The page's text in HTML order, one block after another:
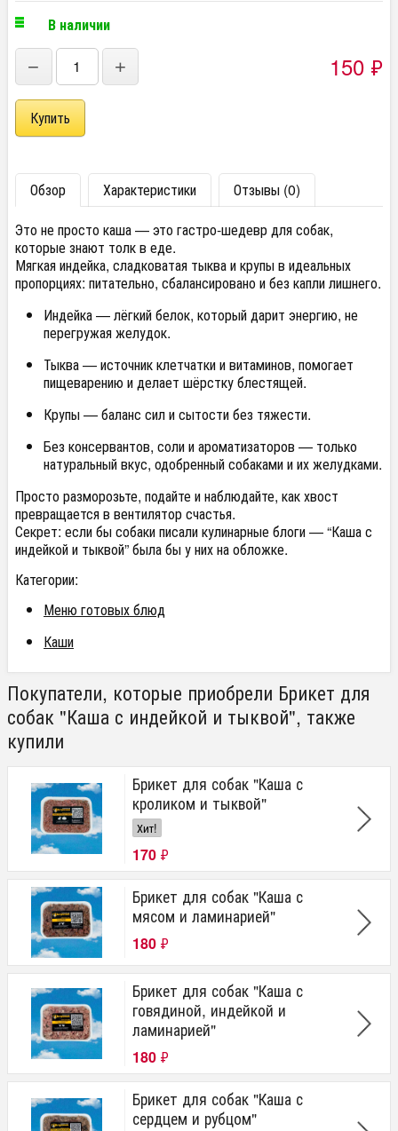
В наличии
− + 150 ₽
Обзор Характеристики
Отзывы (0)
Это не просто каша — это гастро-шедевр для собак,
которые знают толк в еде.
Мягкая индейка, сладковатая тыква и крупы в идеальных
пропорциях: питательно, сбалансировано и без капли лишнего.
Индейка — лёгкий белок, который дарит энергию, не
перегружая желудок.
Тыква — источник клетчатки и витаминов, помогает
пищеварению и делает шёрстку блестящей.
Крупы — баланс сил и сытости без тяжести.
Без консервантов, соли и ароматизаторов — только
натуральный вкус, одобренный собаками и их желудками.
Просто разморозьте, подайте и наблюдайте, как хвост
превращается в вентилятор счастья.
Секрет: если бы собаки писали кулинарные блоги — “Каша с
индейкой и тыквой” была бы у них на обложке.
Категории:
Меню готовых блюд
Каши
Покупатели, которые приобрели Брикет для
собак "Каша с индейкой и тыквой", также
купили
Брикет для собак "Каша с
кроликом и тыквой"
Хит!
170 ₽
Брикет для собак "Каша с
мясом и ламинарией"
180 ₽
Брикет для собак "Каша с
говядиной, индейкой и
ламинарией"
180 ₽
Брикет для собак "Каша с
сердцем и рубцом"